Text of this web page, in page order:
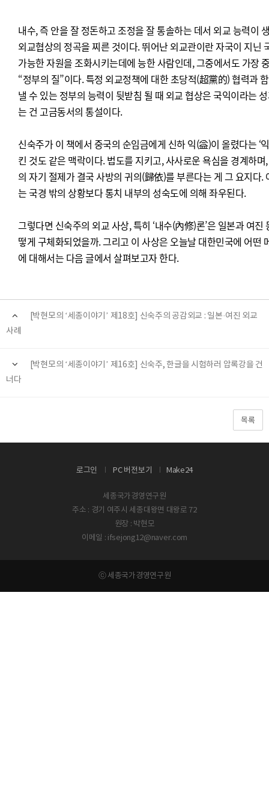
내수, 즉 안을 잘 정돈하고 조정을 잘 통솔하는 데서 외교 능력이
외교협상의 정곡을 찌른 것이다. 뛰어난 외교관이란 자국이 지닌
가능한 자원을 조화시키는데에 능한 사람인데, 그중에서도 가장
“정부의 질”이다. 특정 외교정책에 대한 초당적(超黨的) 협력과
낼 수 있는 정부의 능력이 뒷받침 될 때 외교 협상은 국익이라는
는 건 고금동서의 통설이다.
신숙주가 이 책에서 중국의 순임금에게 신하 익(益)이 올렸다는 ‘
킨 것도 같은 맥락이다. 법도를 지키고, 사사로운 욕심을 경계하
의 자기 절제가 결국 사방의 귀의(歸依)를 부른다는 게 그 요지다.
는 국경 밖의 상황보다 통치 내부의 성숙도에 의해 좌우된다.
그렇다면 신숙주의 외교 사상, 특히 ‘내수(內修)론’은 일본과 여
떻게 구체화되었을까. 그리고 이 사상은 오늘날 대한민국에 어떤
에 대해서는 다음 글에서 살펴보고자 한다.
[박현모의 ‘세종이야기’ 제18호] 신숙주의 공감외교 : 일본·여진 외교
사례
[박현모의 ‘세종이야기’ 제16호] 신숙주, 한글을 시험하러 압록강을 건
너다
목록
로그인 PC 버전보기 Make24
세종국가경영연구원
주소 : 경기 여주시 세종대왕면 대왕로 72
원장 : 박현모
이메일 : ifsejong12@naver.com
ⓒ 세종국가경영연구원